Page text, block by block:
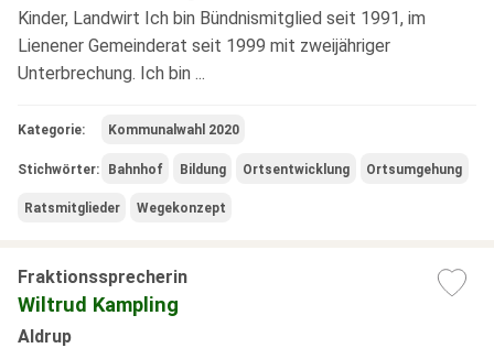
Kinder, Landwirt Ich bin Bündnismitglied seit 1991, im
Lienener Gemeinderat seit 1999 mit zweijähriger
Unterbrechung. Ich bin ...
Kategorie: Kommunalwahl 2020
Stichwörter: Bahnhof Bildung Ortsentwicklung Ortsumgehung
Ratsmitglieder Wegekonzept
Fraktionssprecherin
Wiltrud Kampling
Aldrup